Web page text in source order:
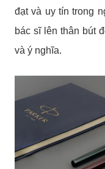
đạt và uy tín trong
bác sĩ lên thân bút
và ý nghĩa.